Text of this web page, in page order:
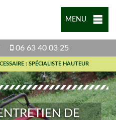
MENU
06 63 40 03 25
: SPÉCIALISTE HAUTEUR
DE